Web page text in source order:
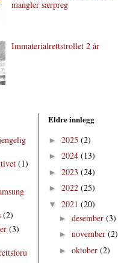
mangler særpreg
Immaterialrettstrollet 2 år
(1)
(2)
(3)
Eldre innlegg
► 2025 (2)
► 2024 (13)
► 2023 (24)
► 2022 (25)
▼ 2021 (20)
► desember (3)
► november (2)
► oktober (2)